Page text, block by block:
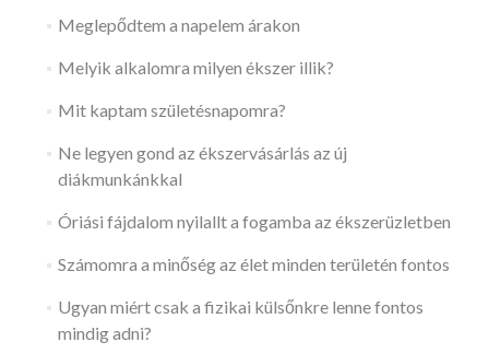
Meglepődtem a napelem árakon
Melyik alkalomra milyen ékszer illik?
Mit kaptam születésnapomra?
Ne legyen gond az ékszervásárlás az új
diákmunkánkkal
Óriási fájdalom nyilallt a fogamba az ékszerüzletben
Számomra a minőség az élet minden területén fontos
Ugyan miért csak a fizikai külsőnkre lenne fontos
mindig adni?